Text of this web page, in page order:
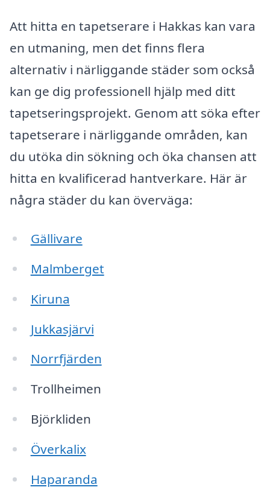
Att hitta en tapetserare i Hakkas kan vara
en utmaning, men det finns flera
alternativ i närliggande städer som också
kan ge dig professionell hjälp med ditt
tapetseringsprojekt. Genom att söka efter
tapetserare i närliggande områden, kan
du utöka din sökning och öka chansen att
hitta en kvalificerad hantverkare. Här är
några städer du kan överväga:
Gällivare
Malmberget
Kiruna
Jukkasjärvi
Norrfjärden
Trollheimen
Björkliden
Överkalix
Haparanda